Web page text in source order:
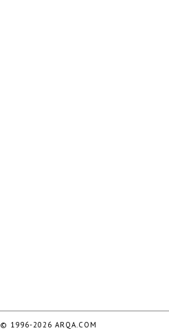
© 1996-2026 ARQA.COM